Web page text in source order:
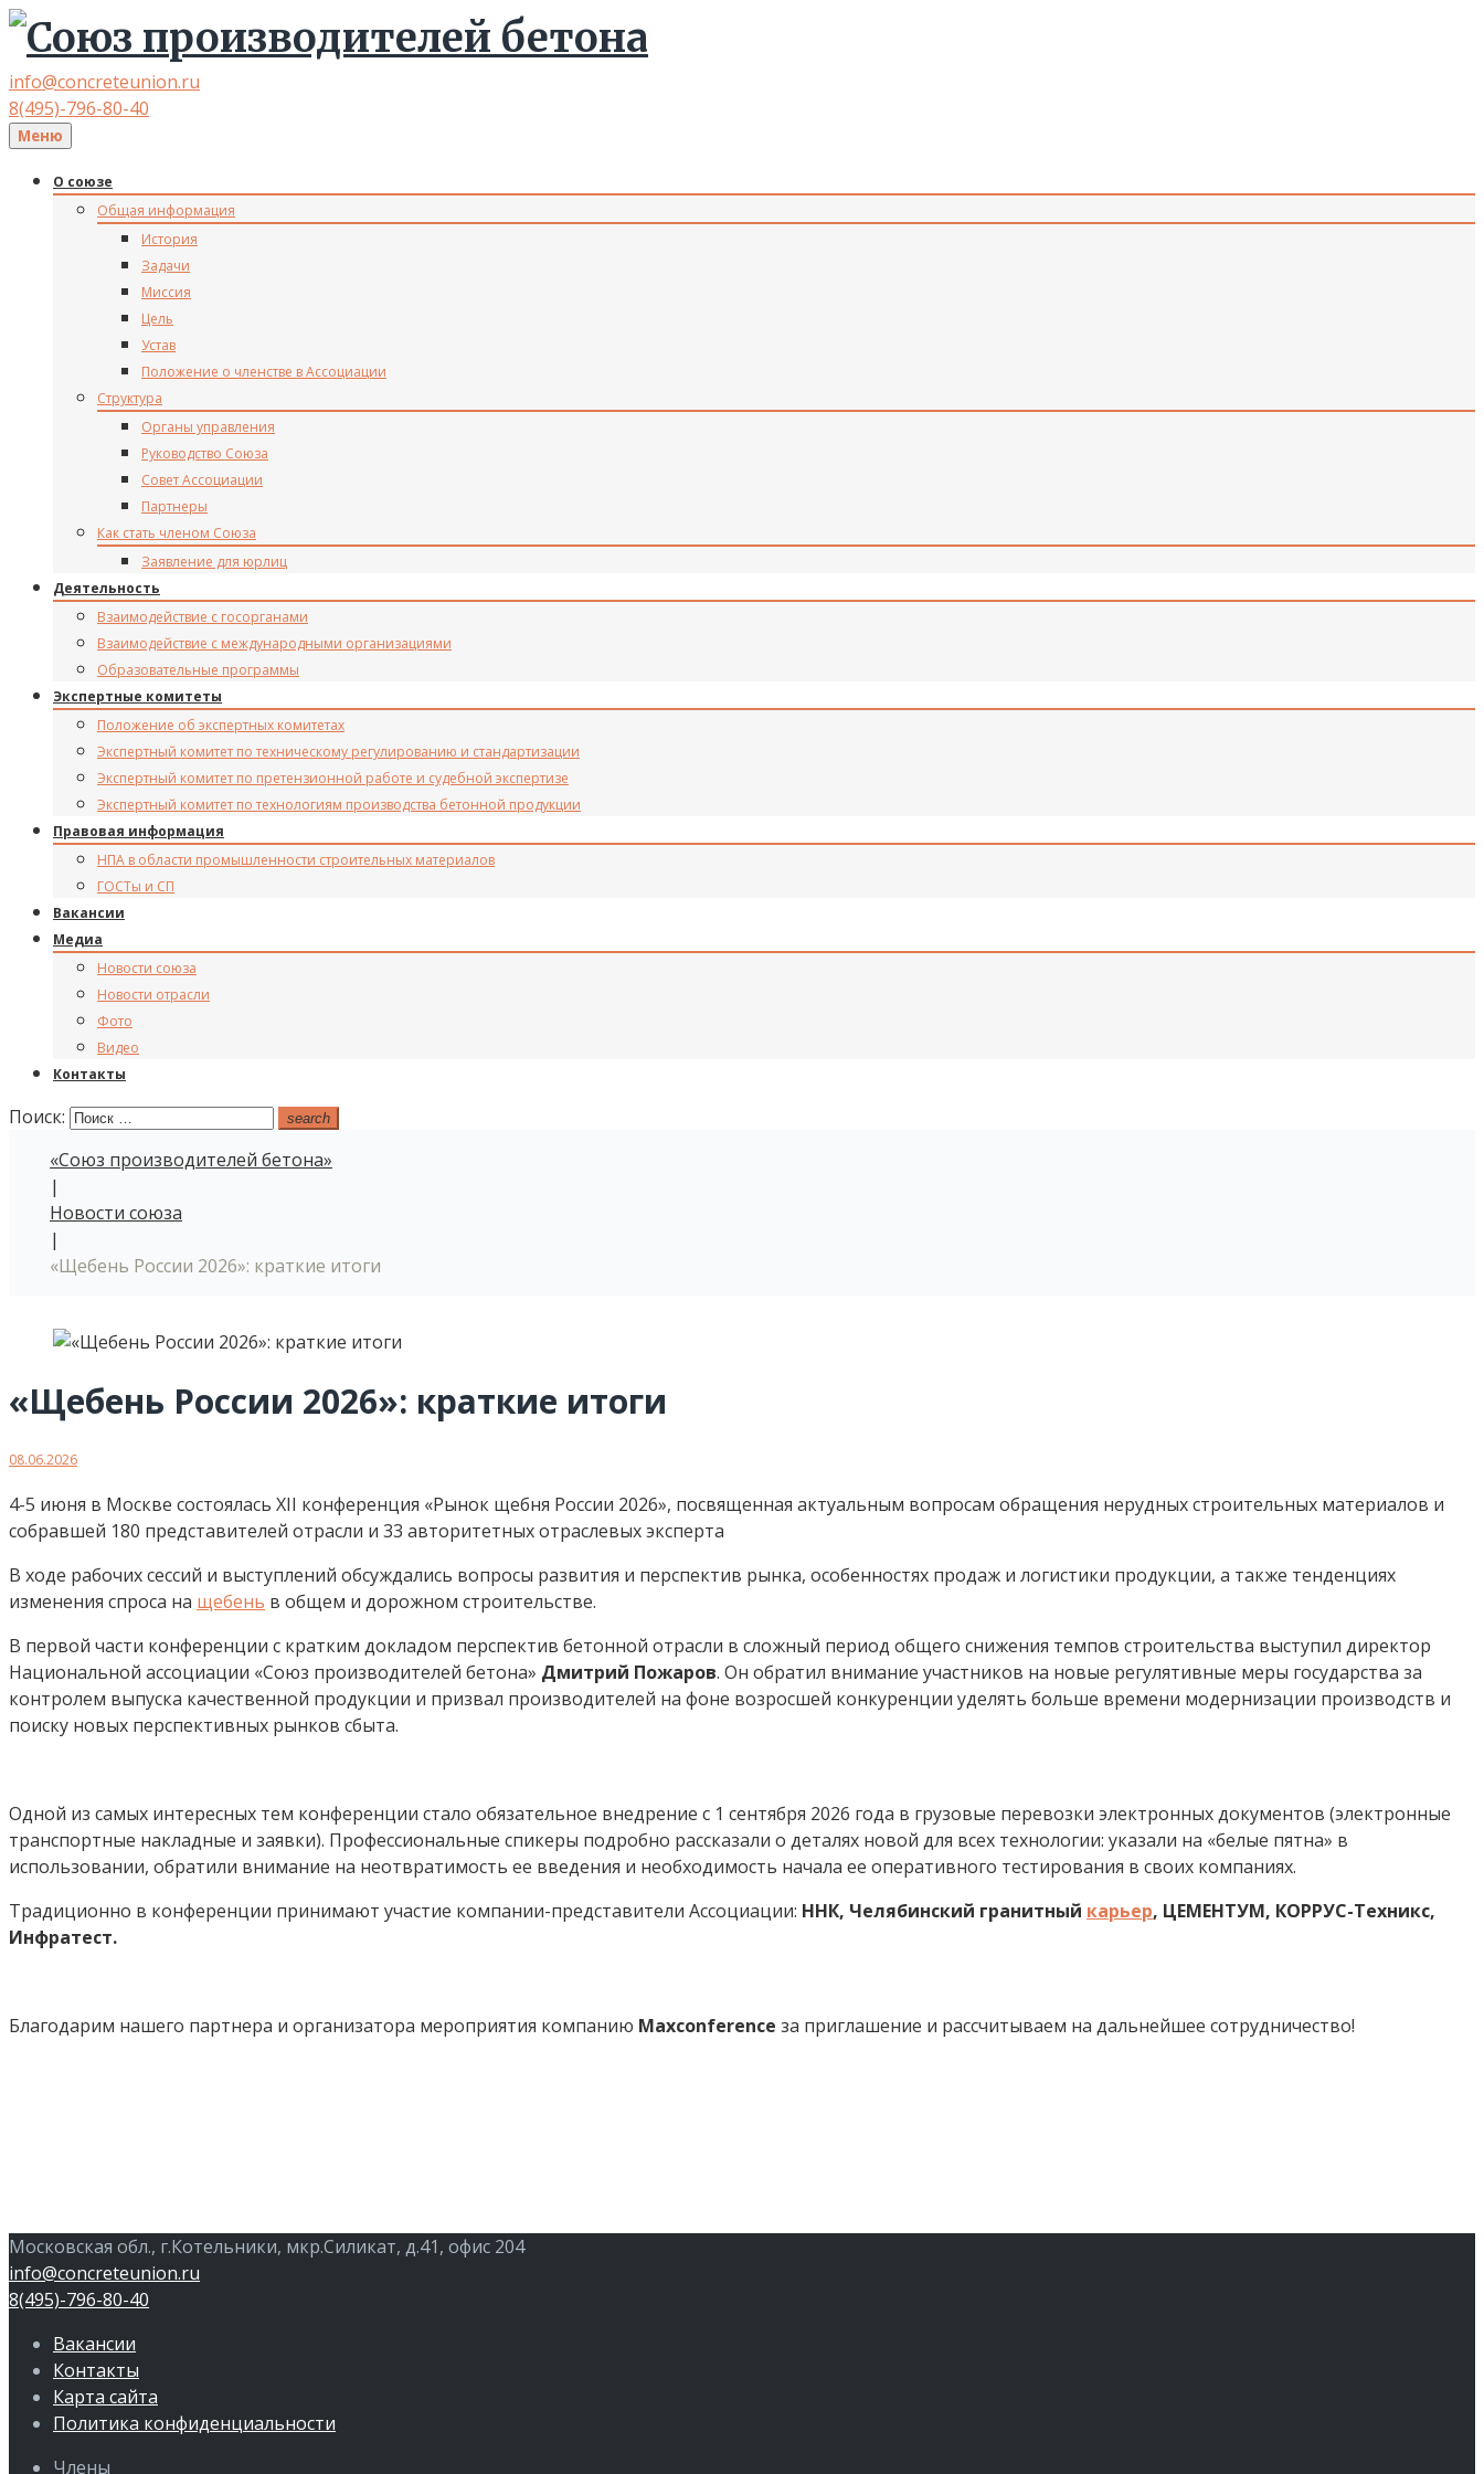
info@concreteunion.ru
8(495)-796-80-40
Меню
О союзе
Общая информация
История
Задачи
Миссия
Цель
Устав
Положение о членстве в Ассоциации
Структура
Органы управления
Руководство Союза
Совет Ассоциации
Партнеры
Как стать членом Союза
Заявление для юрлиц
Деятельность
Взаимодействие с госорганами
Взаимодействие с международными организациями
Образовательные программы
Экспертные комитеты
Положение об экспертных комитетах
Экспертный комитет по техническому регулированию и стандартизации
Экспертный комитет по претензионной работе и судебной экспертизе
Экспертный комитет по технологиям производства бетонной продукции
Правовая информация
НПА в области промышленности строительных материалов
ГОСТы и СП
Вакансии
Медиа
Новости союза
Новости отрасли
Фото
Видео
Контакты
Поиск: search
«Союз производителей бетона»
|
Новости союза
|
«Щебень России 2026»: краткие итоги
«Щебень России 2026»: краткие итоги
08.06.2026
4-5 июня в Москве состоялась XII конференция «Рынок щебня России 2026», посвященная актуальным вопросам обращения нерудных строительных материалов и
собравшей 180 представителей отрасли и 33 авторитетных отраслевых эксперта
В ходе рабочих сессий и выступлений обсуждались вопросы развития и перспектив рынка, особенностях продаж и логистики продукции, а также тенденциях
изменения спроса на щебень в общем и дорожном строительстве.
В первой части конференции с кратким докладом перспектив бетонной отрасли в сложный период общего снижения темпов строительства выступил директор
Национальной ассоциации «Союз производителей бетона» Дмитрий Пожаров. Он обратил внимание участников на новые регулятивные меры государства за
контролем выпуска качественной продукции и призвал производителей на фоне возросшей конкуренции уделять больше времени модернизации производств и
поиску новых перспективных рынков сбыта.
Одной из самых интересных тем конференции стало обязательное внедрение с 1 сентября 2026 года в грузовые перевозки электронных документов (электронные
транспортные накладные и заявки). Профессиональные спикеры подробно рассказали о деталях новой для всех технологии: указали на «белые пятна» в
использовании, обратили внимание на неотвратимость ее введения и необходимость начала ее оперативного тестирования в своих компаниях.
Традиционно в конференции принимают участие компании-представители Ассоциации: ННК, Челябинский гранитный карьер, ЦЕМЕНТУМ, КОРРУС-Техникс,
Инфратест.
Благодарим нашего партнера и организатора мероприятия компанию Maxconference за приглашение и рассчитываем на дальнейшее сотрудничество!
Московская обл., г.Котельники, мкр.Силикат, д.41, офис 204
info@concreteunion.ru
8(495)-796-80-40
Вакансии
Контакты
Карта сайта
Политика конфиденциальности
Члены